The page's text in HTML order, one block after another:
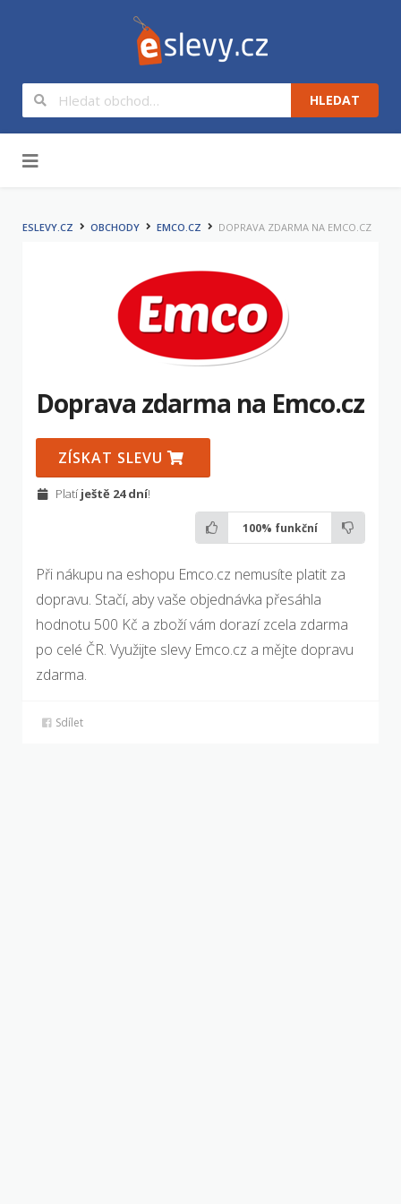
HLEDAT
ESLEVY.CZ OBCHODY EMCO.CZ DOPRAVA ZDARMA NA EMCO.CZ
Doprava zdarma na Emco.cz
ZÍSKAT SLEVU
Platíještě 24 dní!
100% funkční
Při nákupu na eshopu Emco.cz nemusíte platit za
dopravu. Stačí, aby vaše objednávka přesáhla
hodnotu 500 Kč a zboží vám dorazí zcela zdarma
po celé ČR. Využijte slevy Emco.cz a mějte dopravu
zdarma.
Sdílet